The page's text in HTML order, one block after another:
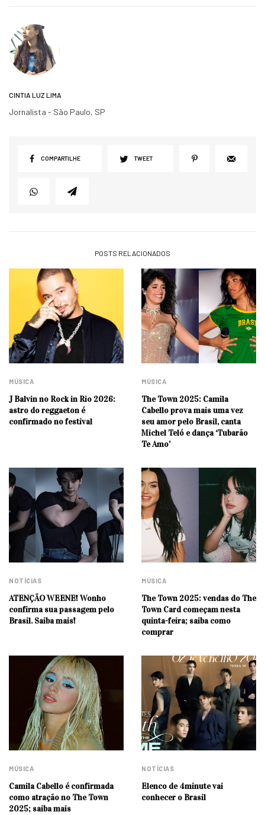
CINTIA LUZ LIMA
Jornalista - São Paulo, SP
COMPARTILHE TWEET
POSTS RELACIONADOS
MÚSICA
J Balvin no Rock in Rio 2026:
astro do reggaeton é
confirmado no festival
MÚSICA
The Town 2025: Camila
Cabello prova mais uma vez
seu amor pelo Brasil, canta
Michel Teló e dança ‘Tubarão
Te Amo’
NOTÍCIAS
ATENÇÃO WEENE! Wonho
confirma sua passagem pelo
Brasil. Saiba mais!
MÚSICA
The Town 2025: vendas do The
Town Card começam nesta
quinta-feira; saiba como
comprar
MÚSICA
Camila Cabello é confirmada
como atração no The Town
2025; saiba mais
NOTÍCIAS
Elenco de 4minute vai
conhecer o Brasil